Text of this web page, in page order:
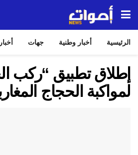
الرئيسية أخبار وطنية جهات
إطلاق تطبيق “ركب
لمواكبة الحجاج